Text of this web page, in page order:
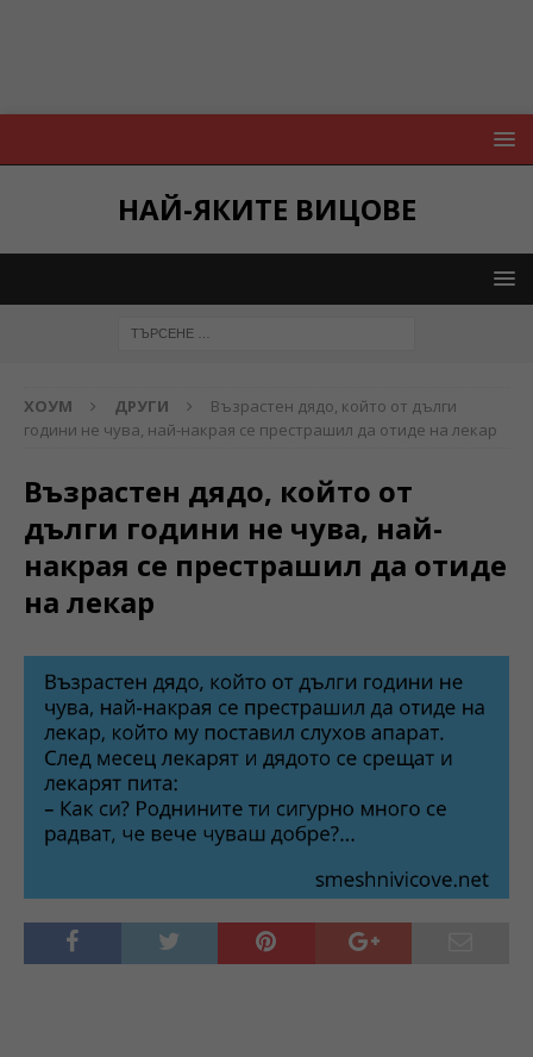
НАЙ-ЯКИТЕ ВИЦОВЕ
ХОУМ ДРУГИ
Възрастен дядо, който от дълги
години не чува, най-накрая се престрашил да отиде на лекар
Възрастен дядо, който от
дълги години не чува, най-
накрая се престрашил да отиде
на лекар